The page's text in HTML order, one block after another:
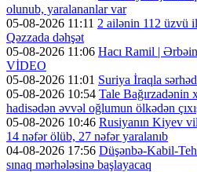
olunub, yaralananlar var
05-08-2026 11:11 2 ailənin 112 üzvü
Qəzzada dəhşət
05-08-2026 11:06 Hacı Ramil |
VİDEO
05-08-2026 11:01 Suriya İraqla
05-08-2026 10:54 Tale Bağırzadənin
hadisədən əvvəl oğlumun ölkədən
05-08-2026 10:46 Rusiyanın Kiyev
14 nəfər ölüb, 27 nəfər yaralanıb
04-08-2026 17:56 Düşənbə-Kabil-
sınaq mərhələsinə başlayacaq